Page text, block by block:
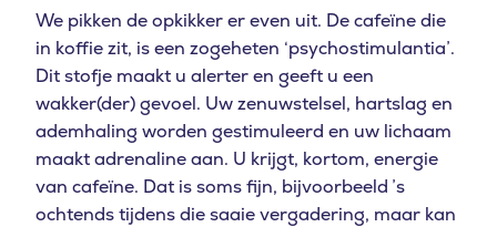
We pikken de opkikker er even uit. De cafeïne die
in koffie zit, is een zogeheten ‘psychostimulantia’.
Dit stofje maakt u alerter en geeft u een
wakker(der) gevoel. Uw zenuwstelsel, hartslag en
ademhaling worden gestimuleerd en uw lichaam
maakt adrenaline aan. U krijgt, kortom, energie
van cafeïne. Dat is soms fijn, bijvoorbeeld ’s
ochtends tijdens die saaie vergadering, maar kan